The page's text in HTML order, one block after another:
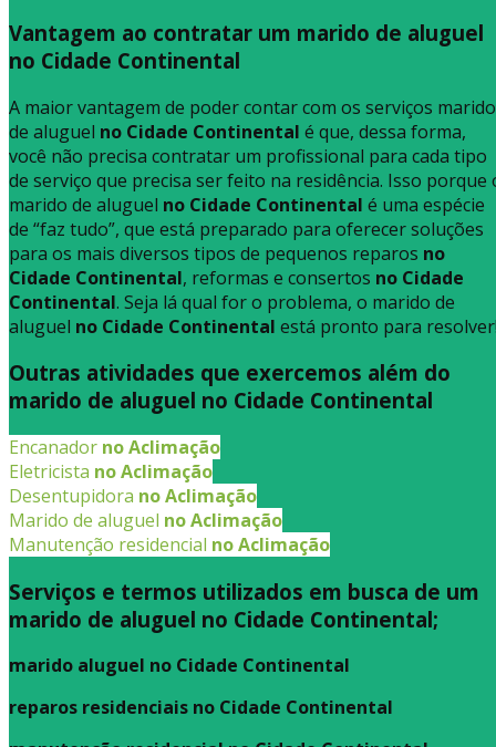
Vantagem ao contratar um marido de aluguel
no Cidade Continental
A maior vantagem de poder contar com os serviços marido
de aluguel no Cidade Continental é que, dessa forma,
você não precisa contratar um profissional para cada tipo
de serviço que precisa ser feito na residência. Isso porque
marido de aluguel no Cidade Continental é uma espécie
de “faz tudo”, que está preparado para oferecer soluções
para os mais diversos tipos de pequenos reparos no
Cidade Continental, reformas e consertos no Cidade
Continental. Seja lá qual for o problema, o marido de
aluguel no Cidade Continental está pronto para
Outras atividades que exercemos além do
marido de aluguel no Cidade Continental
Encanador no Aclimação
Eletricista no Aclimação
Desentupidora no Aclimação
Marido de aluguel no Aclimação
Manutenção residencial no Aclimação
Serviços e termos utilizados em busca de um
marido de aluguel no Cidade Continental;
marido aluguel no Cidade Continental
reparos residenciais no Cidade Continental